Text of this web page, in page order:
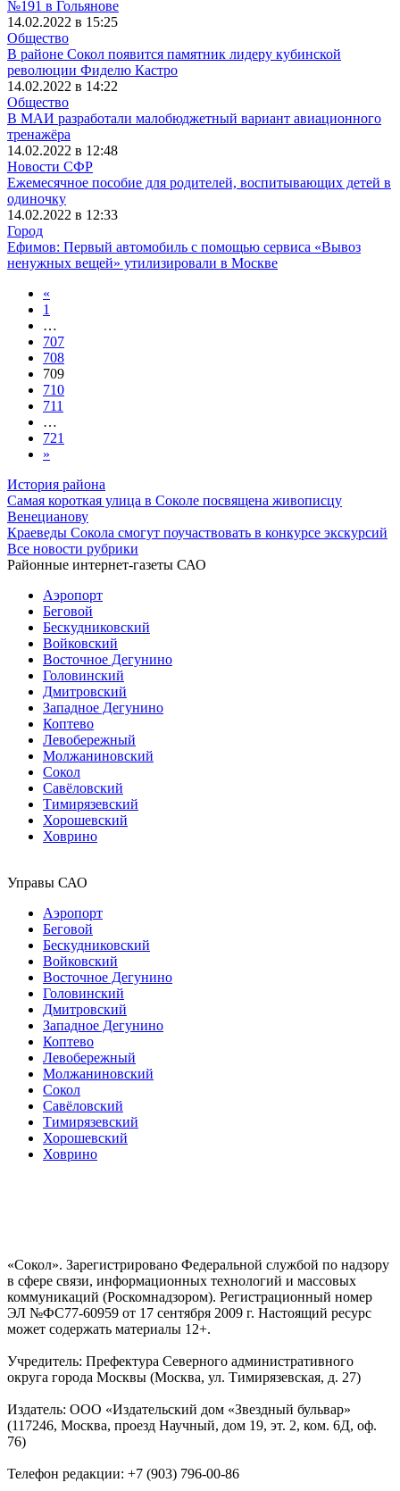
№191 в Гольянове
14.02.2022 в 15:25
Общество
В районе Сокол появится памятник лидеру кубинской
революции Фиделю Кастро
14.02.2022 в 14:22
Общество
В МАИ разработали малобюджетный вариант авиационного
тренажёра
14.02.2022 в 12:48
Новости СФР
Ежемесячное пособие для родителей, воспитывающих детей в
одиночку
14.02.2022 в 12:33
Город
Ефимов: Первый автомобиль с помощью сервиса «Вывоз
ненужных вещей» утилизировали в Москве
«
1
…
707
708
709
710
711
…
721
»
История района
Самая короткая улица в Соколе посвящена живописцу
Венецианову
Краеведы Сокола смогут поучаствовать в конкурсе экскурсий
Все новости рубрики
Районные интернет-газеты САО
Аэропорт
Беговой
Бескудниковский
Войковский
Восточное Дегунино
Головинский
Дмитровский
Западное Дегунино
Коптево
Левобережный
Молжаниновский
Сокол
Савёловский
Тимирязевский
Хорошевский
Ховрино
Управы САО
Аэропорт
Беговой
Бескудниковский
Войковский
Восточное Дегунино
Головинский
Дмитровский
Западное Дегунино
Коптево
Левобережный
Молжаниновский
Сокол
Савёловский
Тимирязевский
Хорошевский
Ховрино
«Сокол». Зарегистрировано Федеральной службой по надзору
в сфере связи, информационных технологий и массовых
коммуникаций (Роскомнадзором). Регистрационный номер
ЭЛ №ФС77-60959 от 17 сентября 2009 г. Настоящий ресурс
может содержать материалы 12+.
Учредитель: Префектура Северного административного
округа города Москвы (Москва, ул. Тимирязевская, д. 27)
Издатель: ООО «Издательский дом «Звездный бульвар»
(117246, Москва, проезд Научный, дом 19, эт. 2, ком. 6Д, оф.
76)
Телефон редакции: +7 (903) 796-00-86